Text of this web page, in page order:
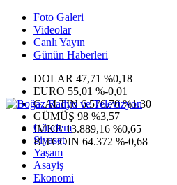
Foto Galeri
Videolar
Canlı Yayın
Günün Haberleri
DOLAR 47,71 %0,18
EURO 55,01 %-0,01
G.ALTIN6.576,70 %1,30
GÜMÜŞ 98 %3,57
IMKB13.889,16 %0,65
BITCOIN 64.372 %-0,68
Gündem
Siyaset
Yaşam
Asayiş
Ekonomi